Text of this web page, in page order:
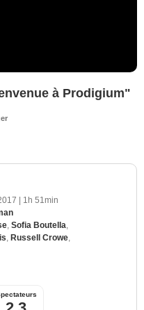
à Prodigium"
| 1h 51min
Sofia Boutella
Russell Crowe